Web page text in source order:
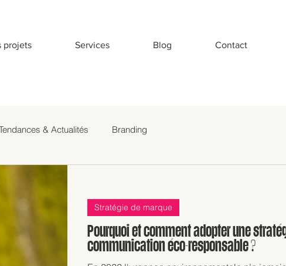
projets Services Blog Contact
& Actualités Branding
Pourquoi et comment adopter une
communication éco-responsable ?
Stratégie de marque